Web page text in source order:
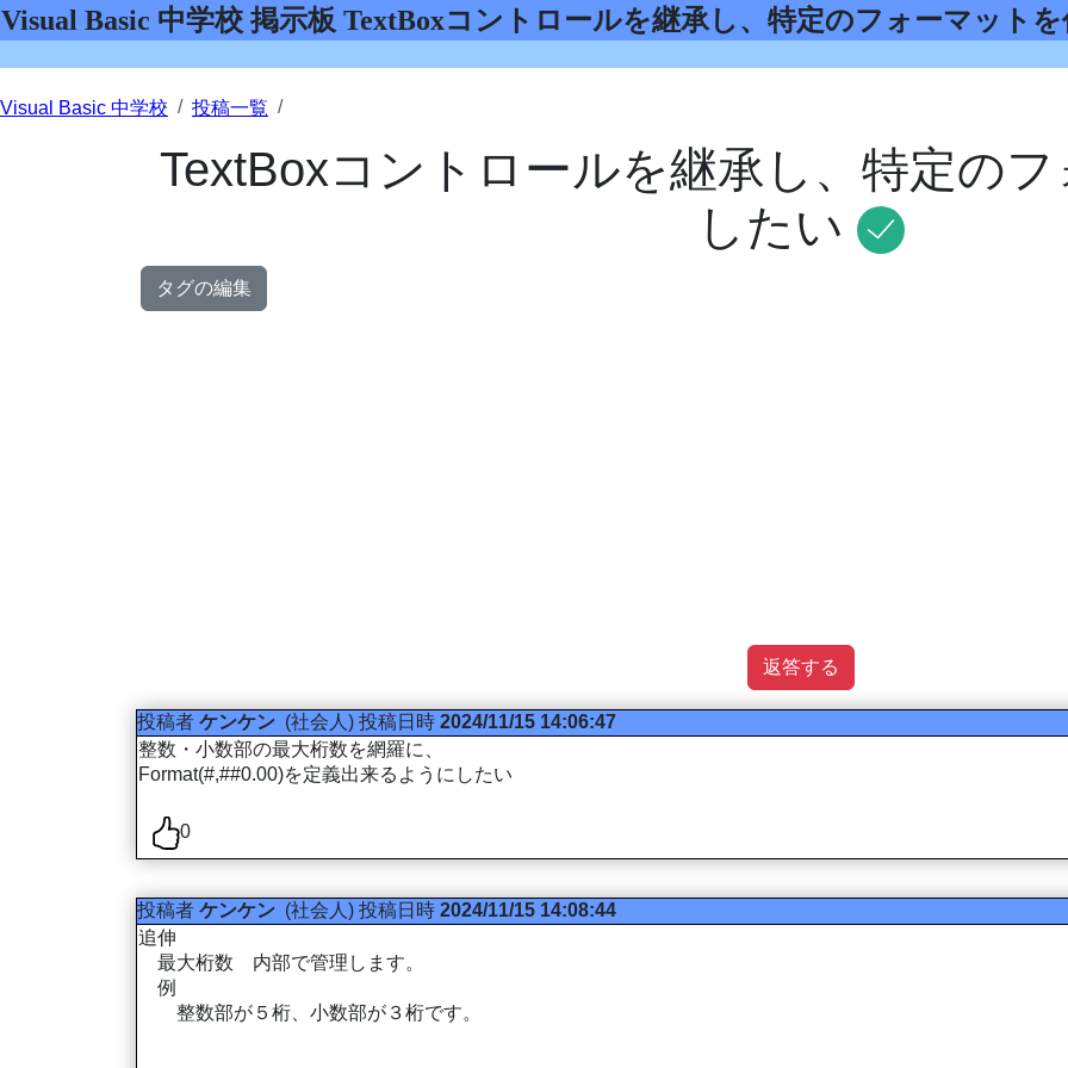
Visual Basic 中学校 掲示板 TextBoxコントロールを継承し、特定のフォーマット
Visual Basic 中学校 投稿一覧
TextBoxコントロールを継承し、特定の
したい
タグの編集
返答する
投稿者 ケンケン (社会人) 投稿日時 2024/11/15 14:06:47
整数・小数部の最大桁数を網羅に、
Format(#,##0.00)を定義出来るようにしたい
0
投稿者 ケンケン (社会人) 投稿日時 2024/11/15 14:08:44
追伸
最大桁数 内部で管理します。
例
整数部が５桁、小数部が３桁です。